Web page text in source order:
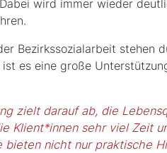
wird immer wieder
Bezirkssozialarbeit
es eine große
zielt darauf ab, die
Klient*innen sehr viel Zeit
bieten nicht nur praktische